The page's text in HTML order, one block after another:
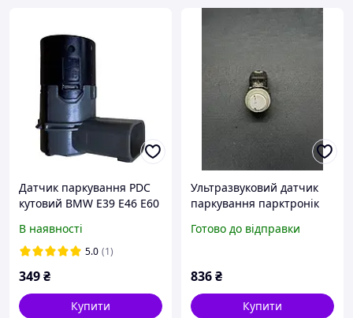
Датчик паркування PDC
кутовий BMW E39 E46 E60
В наявності
5.0 (1)
349₴
Купити
Ультразвуковий датчик
паркування парктронік
Готово до відправки
836₴
Купити